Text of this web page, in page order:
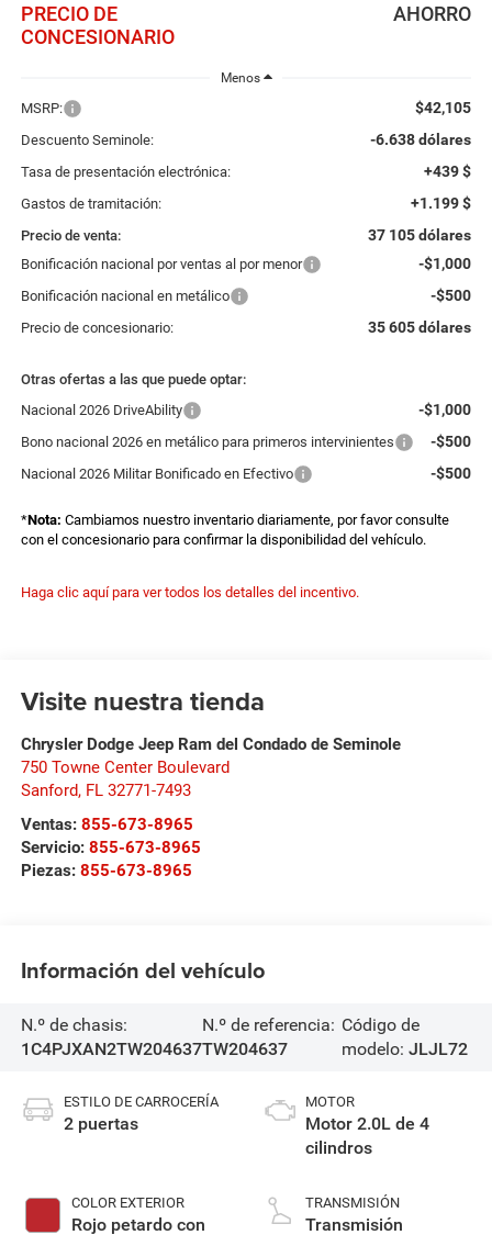
PRECIO DE
CONCESIONARIO
AHORRO
Menos
MSRP: $42,105
Descuento Seminole: -6.638 dólares
Tasa de presentación electrónica: +439 $
Gastos de tramitación: +1.199 $
Precio de venta: 37 105 dólares
Bonificación nacional por ventas al por menor -$1,000
Bonificación nacional en metálico -$500
Precio de concesionario: 35 605 dólares
Otras ofertas a las que puede optar:
Nacional 2026 DriveAbility
-$1,000
Bono nacional 2026 en metálico para primeros intervinientes -$500
Nacional 2026 Militar Bonificado en Efectivo -$500
*Nota: Cambiamos nuestro inventario diariamente, por favor consulte
con el concesionario para confirmar la disponibilidad del vehículo.
Haga clic aquí para ver todos los detalles del incentivo.
Visite nuestra tienda
Chrysler Dodge Jeep Ram del Condado de Seminole
750 Towne Center Boulevard
Sanford, FL 32771-7493
Ventas: 855-673-8965
Servicio: 855-673-8965
Piezas: 855-673-8965
Información del vehículo
N.º de chasis:
1C4PJXAN2TW204637
N.º de referencia:
TW204637
Código de
modelo: JLJL72
ESTILO DE CARROCERÍA
2 puertas
COLOR EXTERIOR
Rojo petardo con
MOTOR
Motor 2.0L de 4
cilindros
TRANSMISIÓN
Transmisión